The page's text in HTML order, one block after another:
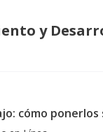
y
cómo ponerlos